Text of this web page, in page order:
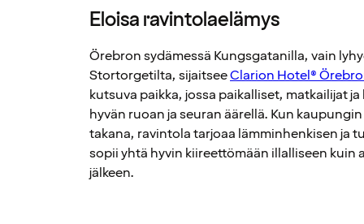
Eloisa ravintolaelämys
Örebron sydämessä Kungsgatanilla, vain
Stortorgetilta, sijaitseeClarion Hotel®
kutsuva paikka, jossa paikalliset, matkailijat
hyvän ruoan ja seuran äärellä. Kun
takana, ravintola tarjoaa lämminhenkisen ja
sopii yhtä hyvin kiireettömään illalliseen kuin
jälkeen.